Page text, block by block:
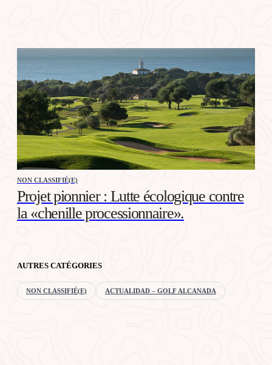
NON CLASSIFIÉ(E)
Projet pionnier : Lutte écologique contre
la «chenille processionnaire».
AUTRES CATÉGORIES
NON CLASSIFIÉ(E) ACTUALIDAD – GOLF ALCANADA